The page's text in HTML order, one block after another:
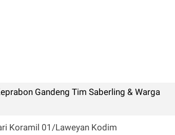
Gandeng Tim Saberling & Warga
Koramil 01/Laweyan Kodim